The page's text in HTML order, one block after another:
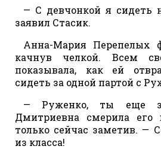
— С девчонкой я сидеть
заявил Стасик.
Анна-Мария Перепелых
качнув челкой. Всем
показывала, как ей
сидеть за одной партой с
— Руженко, ты еще
Дмитриевна смерила его
только сейчас заметив. —
из класса!